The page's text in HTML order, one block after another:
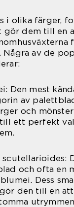
i olika färger,
gör dem till en
Några av de
Den mest
av
och
ett perfekt
och ofta en
Dess
den till en